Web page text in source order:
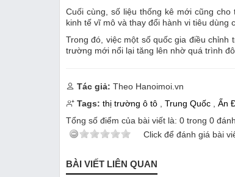
Cuối cùng, số liệu thống kê mới cũng
kinh tế vĩ mô và thay đổi hành vi tiêu dùng
Trong đó, việc một số quốc gia điều
trường mới nổi lại tăng lên nhờ quá trình
Tác giả: Theo Hanoimoi.vn
Tags: thị trường ô tô Trung Quốc Ấn
Tổng số điểm của bài viết là: 0 trong 0
Click để đánh giá bài
BÀI VIẾT LIÊN QUAN